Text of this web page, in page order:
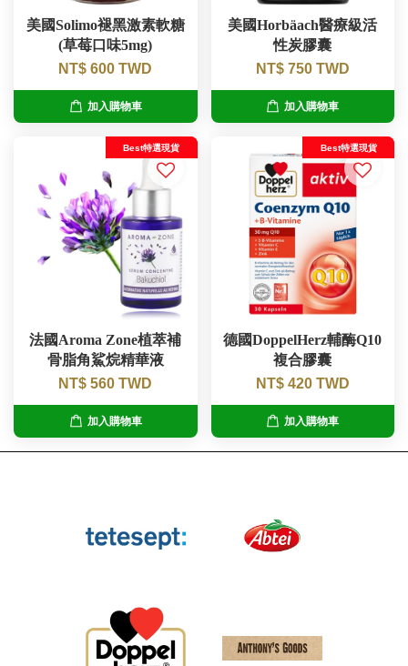
美國Solimo褪黑激素軟糖
(草莓口味5mg)
NT$ 600 TWD
加入購物車
美國Horbäach醫療級活
性炭膠囊
NT$ 750 TWD
加入購物車
Best特選現貨
法國Aroma Zone植萃補
骨脂角鯊烷精華液
NT$ 560 TWD
加入購物車
Best特選現貨
德國DoppelHerz輔酶Q10
複合膠囊
NT$ 420 TWD
加入購物車